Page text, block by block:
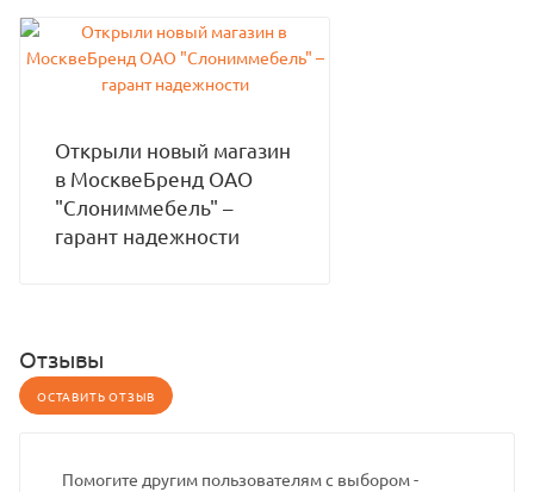
Открыли новый магазин
в МосквеБренд ОАО
"Слониммебель" –
гарант надежности
Отзывы
ОСТАВИТЬ ОТЗЫВ
Помогите другим пользователям с выбором -